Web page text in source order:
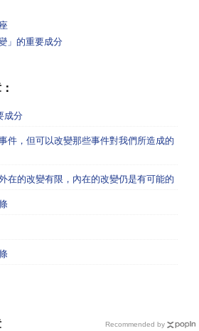
」的重要成分
成分
件，但可以改變那些事件對我們所造成的
在的改變有限，內在的改變仍是有可能的
Recommended by